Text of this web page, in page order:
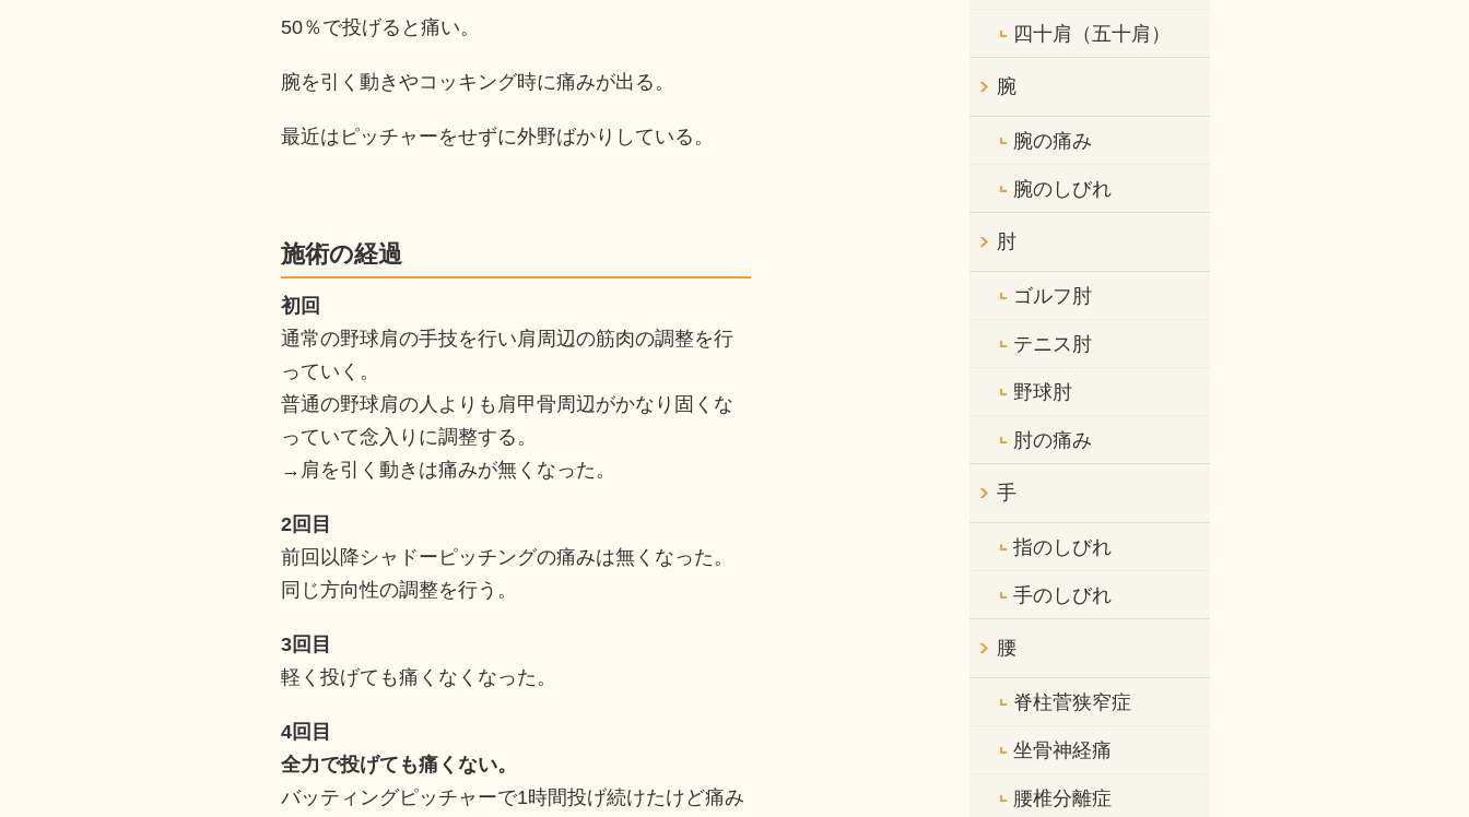
50％で投げると痛い。
腕を引く動きやコッキング時に痛みが出る。
最近はピッチャーをせずに外野ばかりしている。
施術の経過
初回
通常の野球肩の手技を行い肩周辺の筋肉の調整を行
っていく。
普通の野球肩の人よりも肩甲骨周辺がかなり固くな
っていて念入りに調整する。
→肩を引く動きは痛みが無くなった。
2回目
前回以降シャドーピッチングの痛みは無くなった。
同じ方向性の調整を行う。
3回目
軽く投げても痛くなくなった。
4回目
全力で投げても痛くない。
バッティングピッチャーで1時間投げ続けたけど痛み
四十肩（五十肩）
腕
腕の痛み
腕のしびれ
肘
ゴルフ肘
テニス肘
野球肘
肘の痛み
手
指のしびれ
手のしびれ
腰
脊柱菅狭窄症
坐骨神経痛
腰椎分離症